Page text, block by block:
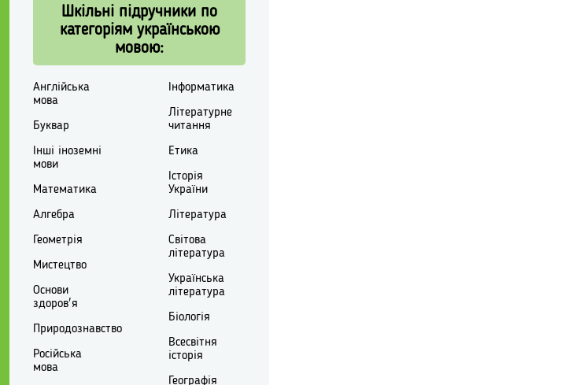
Шкільні підручники по
категоріям українською
мовою:
Англійська
мова
Буквар
Інші іноземні
мови
Математика
Алгебра
Геометрія
Мистецтво
Основи
здоров'я
Природознавство
Російська
мова
Інформатика
Літературне
читання
Етика
Історія
України
Література
Світова
література
Українська
література
Біологія
Всесвітня
історія
Географія